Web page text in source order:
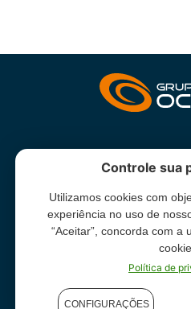
Grupo Oceano - Todos direitos
Controle sua
Utilizamos cookies com
experiência no uso de
“Aceitar”, concorda com a
Política de
CONFIGURAÇÕES